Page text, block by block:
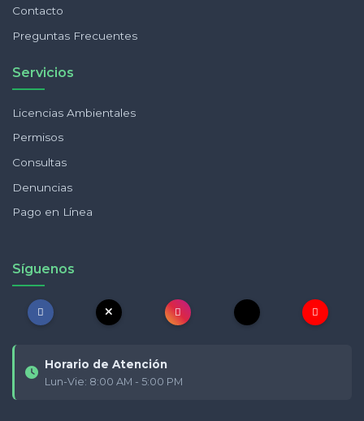
Contacto
Preguntas Frecuentes
Servicios
Licencias Ambientales
Permisos
Consultas
Denuncias
Pago en Línea
Síguenos
Horario de Atención
Lun-Vie: 8:00 AM - 5:00 PM